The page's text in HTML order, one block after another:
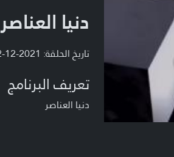
دنيا العناصر
تاريخ الحلقة: 2021-12-02
تعريف البرنامج
دنيا العناصر